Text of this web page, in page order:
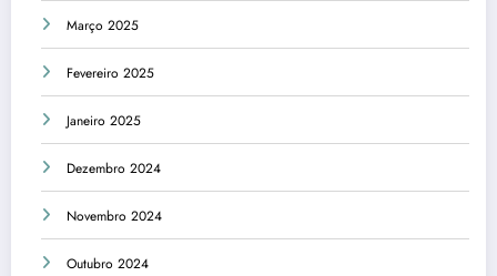
Março 2025
Fevereiro 2025
Janeiro 2025
Dezembro 2024
Novembro 2024
Outubro 2024